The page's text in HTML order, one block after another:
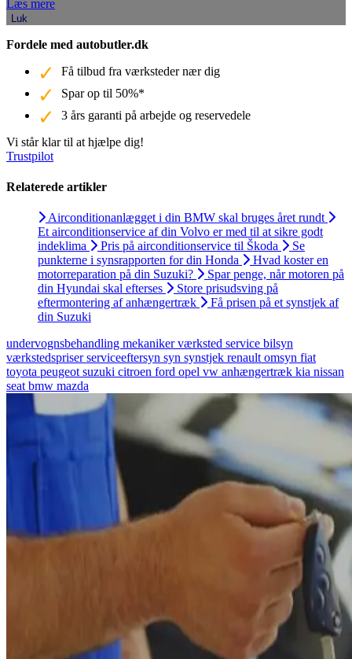
Læs mere
Luk
Fordele med autobutler.dk
Få tilbud fra værksteder nær dig
Spar op til 50%*
3 års garanti på arbejde og reservedele
Vi står klar til at hjælpe dig!
Trustpilot
Relaterede artikler
Airconditionanlægget i din BMW skal bruges året rundt
Et airconditionservice af din Volvo er med til at sikre godt
indeklima
Pris på airconditionservice til Škoda
Se
punkterne i synsrapporten for din Honda
Hvad koster en
motorreparation på din Suzuki?
Spar penge, når motoren på
din Hyundai skal efterses
Store prisudsving på
eftermontering af anhængertræk
Få prisen på et synstjek af
din Suzuki
undervognsbehandling mekanikerværksted service bilsyn
værkstedspriserserviceeftersyn syn synstjek renault omsyn fiat
toyota peugeot suzuki citroen ford opel vw anhængertræk kia nissan
seat bmw mazda